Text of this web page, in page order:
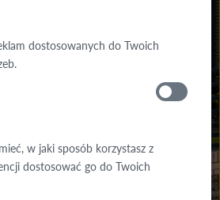
GALERIA
ELEWACJA
dostosowanych do Twoich
w jaki sposób korzystasz z
dostosować go do Twoich